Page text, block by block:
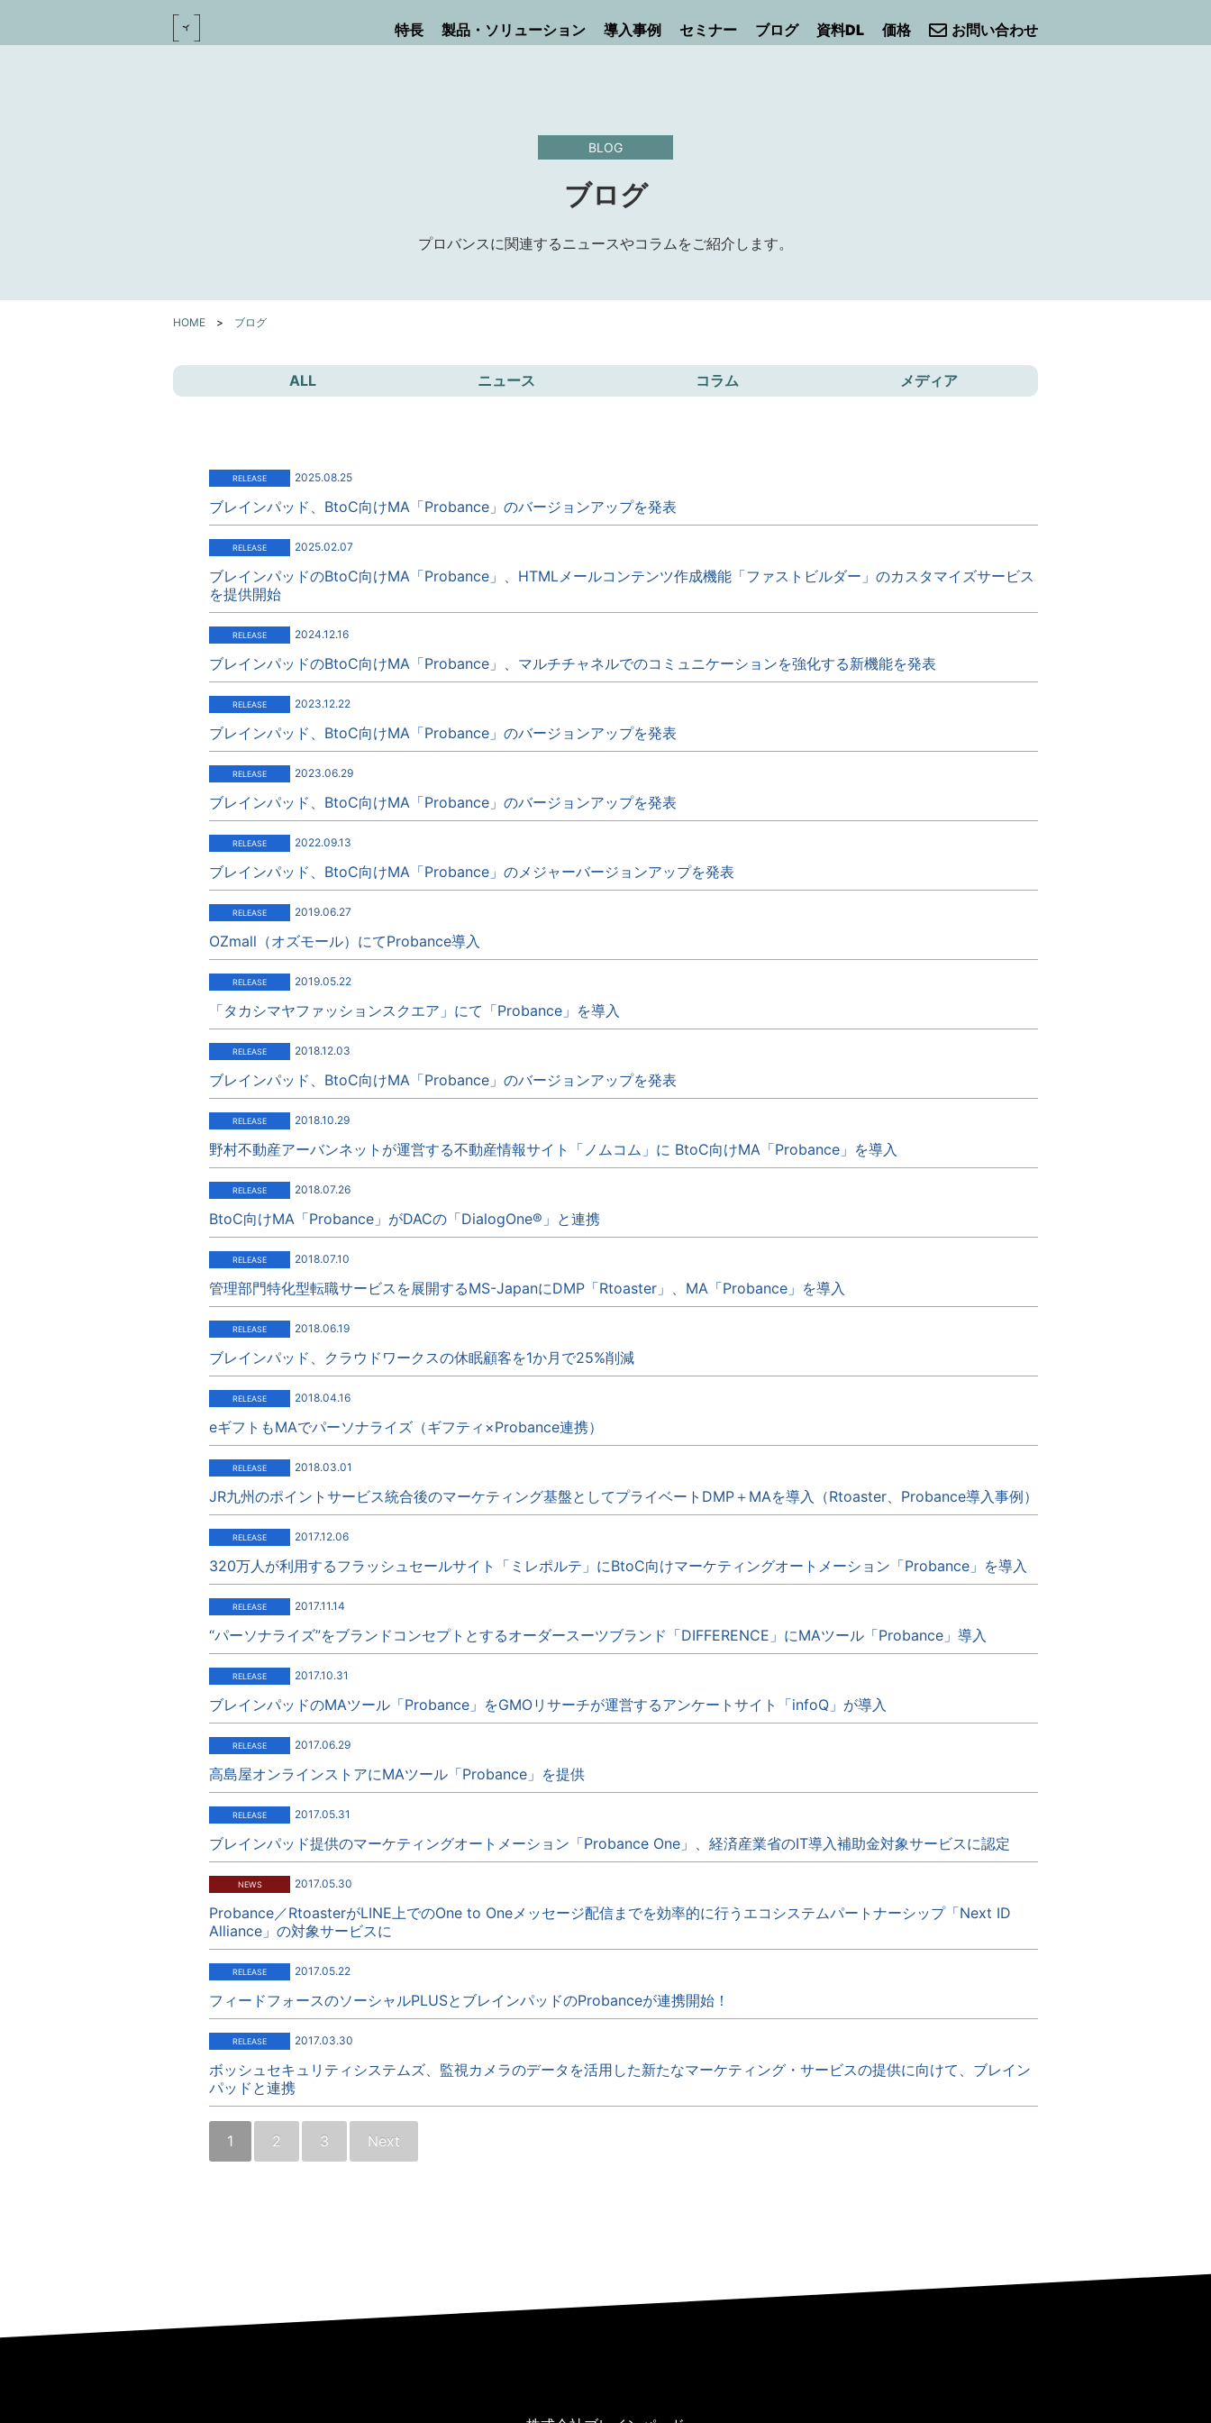
特長 製品・ソリューション 導入事例 セミナー ブログ 資料DL 価格 お問い合わせ
BLOG
ブログ
プロバンスに関連するニュースやコラムをご紹介します。
HOME > ブログ
ALL ニュース コラム メディア
2025.08.25
ブレインパッド、BtoC向けMA「Probance」のバージョンアップを発表
2025.02.07
ブレインパッドのBtoC向けMA「Probance」、HTMLメールコンテンツ作成機能「ファストビルダー」のカスタマイズサービス
を提供開始
2024.12.16
ブレインパッドのBtoC向けMA「Probance」、マルチチャネルでのコミュニケーションを強化する新機能を発表
2023.12.22
ブレインパッド、BtoC向けMA「Probance」のバージョンアップを発表
2023.06.29
ブレインパッド、BtoC向けMA「Probance」のバージョンアップを発表
2022.09.13
ブレインパッド、BtoC向けMA「Probance」のメジャーバージョンアップを発表
2019.06.27
OZmall（オズモール）にてProbance導入
2019.05.22
「タカシマヤファッションスクエア」にて「Probance」を導入
2018.12.03
ブレインパッド、BtoC向けMA「Probance」のバージョンアップを発表
2018.10.29
野村不動産アーバンネットが運営する不動産情報サイト「ノムコム」に BtoC向けMA「Probance」を導入
2018.07.26
BtoC向けMA「Probance」がDACの「DialogOne®」と連携
2018.07.10
管理部門特化型転職サービスを展開するMS-JapanにDMP「Rtoaster」、MA「Probance」を導入
2018.06.19
ブレインパッド、クラウドワークスの休眠顧客を1か月で25%削減
2018.04.16
eギフトもMAでパーソナライズ（ギフティ×Probance連携）
2018.03.01
JR九州のポイントサービス統合後のマーケティング基盤としてプライベートDMP＋MAを導入（Rtoaster、Probance導入事例）
2017.12.06
320万人が利用するフラッシュセールサイト「ミレポルテ」にBtoC向けマーケティングオートメーション「Probance」を導入
2017.11.14
“パーソナライズ”をブランドコンセプトとするオーダースーツブランド「DIFFERENCE」にMAツール「Probance」導入
2017.10.31
ブレインパッドのMAツール「Probance」をGMOリサーチが運営するアンケートサイト「infoQ」が導入
2017.06.29
高島屋オンラインストアにMAツール「Probance」を提供
2017.05.31
ブレインパッド提供のマーケティングオートメーション「Probance One」、経済産業省のIT導入補助金対象サービスに認定
2017.05.30
Probance／RtoasterがLINE上でのOne to Oneメッセージ配信までを効率的に行うエコシステムパートナーシップ「Next ID
Alliance」の対象サービスに
2017.05.22
フィードフォースのソーシャルPLUSとブレインパッドのProbanceが連携開始！
2017.03.30
ボッシュセキュリティシステムズ、監視カメラのデータを活用した新たなマーケティング・サービスの提供に向けて、ブレイン
パッドと連携
1 2 3 Next